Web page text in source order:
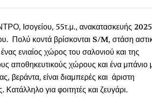
55τ.μ., ανακατασκευής
Πολύ κοντά βρίσκονται S/M, στάση
ενιαίος χώρος του σαλονιού και της
αποθηκευτικούς χώρους και ένα μπάνιο
βεράντα, είναι διαμπερές και άριστη
για φοιτητές και ζευγάρι.